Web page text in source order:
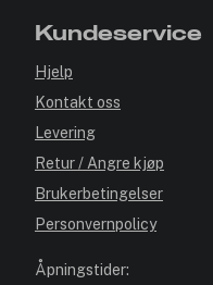
Kundeservice
Hjelp
Kontakt oss
Levering
Retur / Angre kjøp
Brukerbetingelser
Personvernpolicy
Åpningstider: